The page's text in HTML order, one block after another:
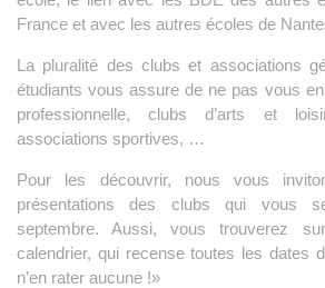
France et avec les autres écoles de
La pluralité des clubs et associations
étudiants vous assure de ne pas vous
professionnelle, clubs d’arts et
associations sportives, …
Pour les découvrir, nous vous
présentations des clubs qui vous
septembre. Aussi, vous trouverez
calendrier, qui recense toutes les dates
n’en rater aucune !»